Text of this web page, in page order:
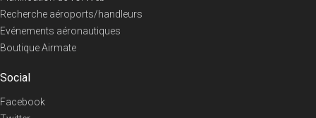
Recherche aéroports/handleurs
Evénements aéronautiques
Boutique Airmate
Social
Facebook